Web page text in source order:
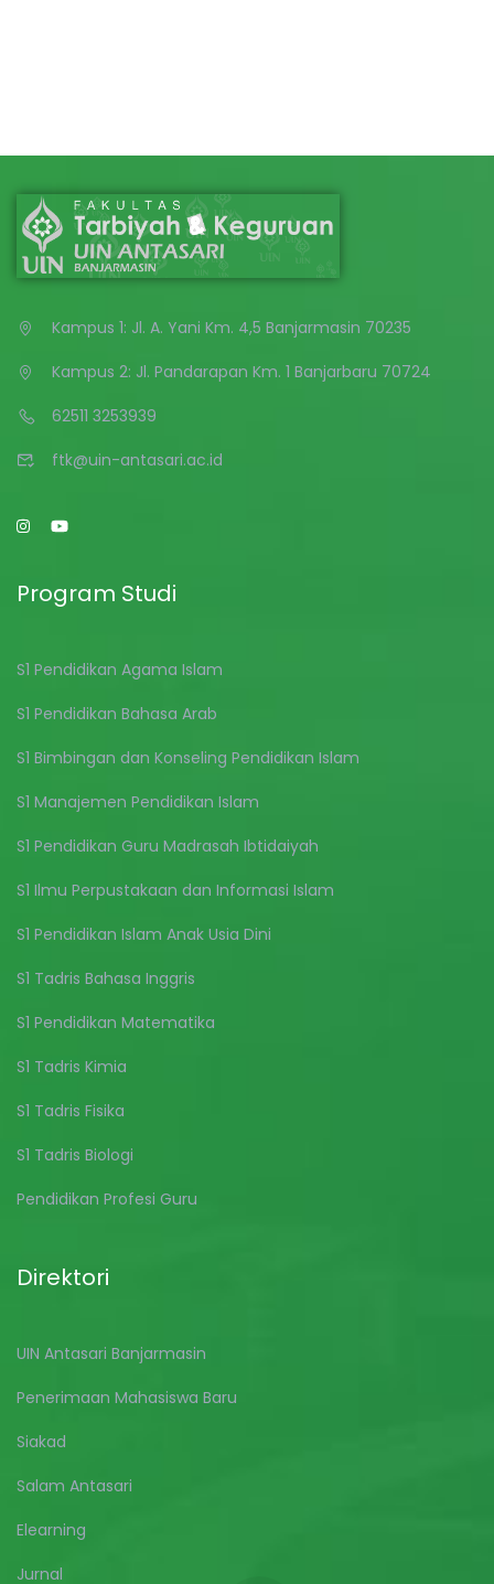
Kampus 1: Jl. A. Yani Km. 4,5 Banjarmasin 70235
Kampus 2: Jl. Pandarapan Km. 1 Banjarbaru 70724
62511 3253939
ftk@uin-antasari.ac.id
Program Studi
S1 Pendidikan Agama Islam
S1 Pendidikan Bahasa Arab
S1 Bimbingan dan Konseling Pendidikan Islam
S1 Manajemen Pendidikan Islam
S1 Pendidikan Guru Madrasah Ibtidaiyah
S1 Ilmu Perpustakaan dan Informasi Islam
S1 Pendidikan Islam Anak Usia Dini
S1 Tadris Bahasa Inggris
S1 Pendidikan Matematika
S1 Tadris Kimia
S1 Tadris Fisika
S1 Tadris Biologi
Pendidikan Profesi Guru
Direktori
UIN Antasari Banjarmasin
Penerimaan Mahasiswa Baru
Siakad
Salam Antasari
Elearning
Jurnal